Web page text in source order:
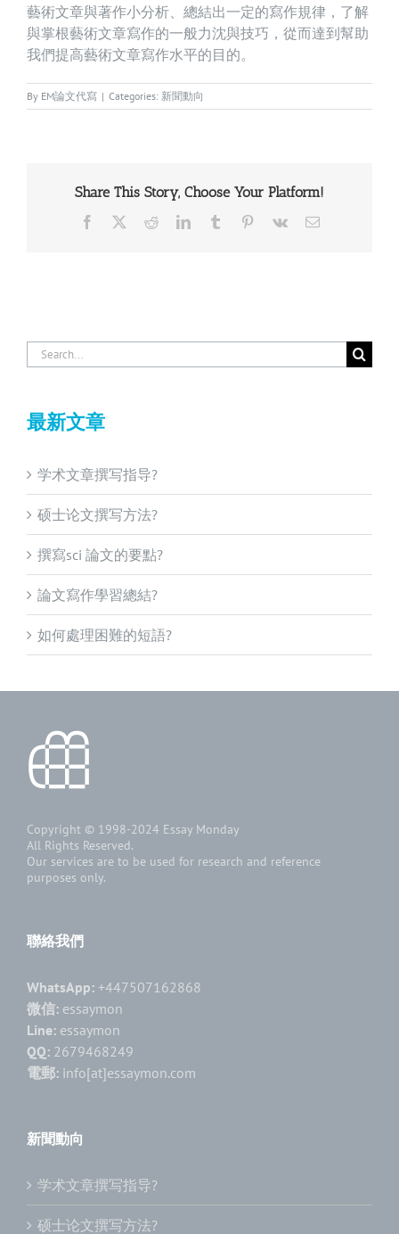
藝術文章與著作小分析、總結出一定的寫作規律，了解
與掌根藝術文章寫作的一般力沈與技巧，從而達到幫助
我們提高藝術文章寫作水平的目的。
By EM論文代寫 | Categories: 新聞動向
Share This Story, Choose Your Platform!
Facebook RedditLinkedInTumblr Pinterest
Vk Email
Search
for:
最新文章
学术文章撰写指导?
硕士论文撰写方法?
撰寫sci 論文的要點?
論文寫作學習總結?
如何處理困難的短語?
Copyright © 1998-2024 Essay Monday
All Rights Reserved.
Our services are to be used for research and reference
purposes only.
聯絡我們
WhatsApp: +447507162868
微信: essaymon
Line: essaymon
QQ: 2679468249
電郵: info[at]essaymon.com
新聞動向
学术文章撰写指导?
硕士论文撰写方法?